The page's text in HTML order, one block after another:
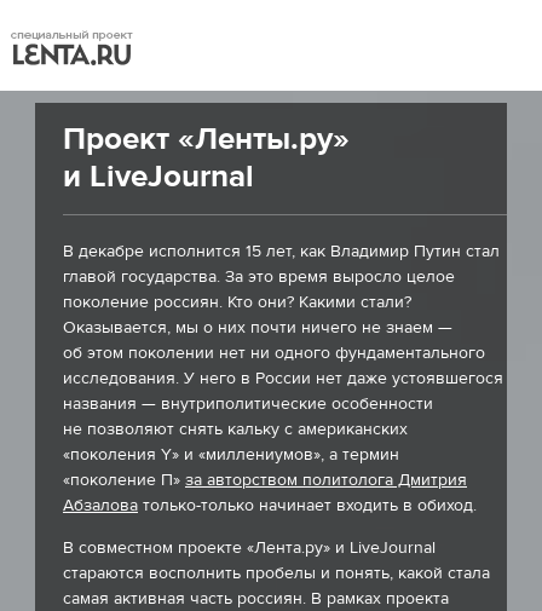
Проект «Ленты.ру»
и LiveJournal
В декабре исполнится 15 лет, как Владимир Путин стал
главой государства. За это время выросло целое
поколение россиян. Кто они? Какими стали?
Оказывается, мы о них почти ничего не знаем —
об этом поколении нет ни одного фундаментального
исследования. У него в России нет даже устоявшегося
названия — внутриполитические особенности
не позволяют снять кальку с американских
«поколения Y» и «миллениумов», а термин
«поколение П» за авторством политолога Дмитрия
Абзалова только-только начинает входить в обиход.
В совместном проекте «Лента.ру» и LiveJournal
стараются восполнить пробелы и понять, какой стала
самая активная часть россиян. В рамках проекта